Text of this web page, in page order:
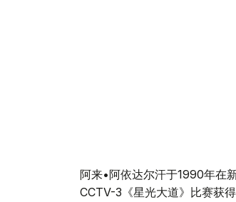
阿来•阿依达尔汗于1990年在
CCTV-3《星光大道》比赛获